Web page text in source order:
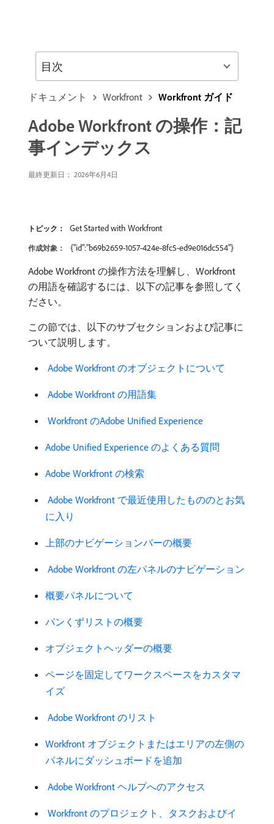
ドキュメント Workfront Workfront ガイド
Adobe Workfront の操作：記
事インデックス
最終更新日： 2026年6月4日
トピック： Get Started with Workfront
作成対象： {"id":"b69b2659-1057-424e-8fc5-ed9e016dc554"}
Adobe Workfront の操作方法を理解し、Workfront
の用語を確認するには、以下の記事を参照してく
ださい。
この節では、以下のサブセクションおよび記事に
ついて説明します。
​ Adobe Workfront のオブジェクトについて
​ Adobe Workfront の用語集
​ Workfront のAdobe Unified Experience
Adobe Unified Experience のよくある質問
Adobe Workfront の検索
​ Adobe Workfront で最近使用したもののとお気
に入り
上部のナビゲーションバーの概要
​ Adobe Workfront の左パネルのナビゲーション
概要パネルについて
パンくずリストの概要
オブジェクトヘッダーの概要
ページを固定してワークスペースをカスタマ
イズ
​ Adobe Workfront のリスト
Workfront オブジェクトまたはエリアの左側の
パネルにダッシュボードを追加
​ Adobe Workfront ヘルプへのアクセス
​ Workfront のプロジェクト、タスクおよびイ
目次